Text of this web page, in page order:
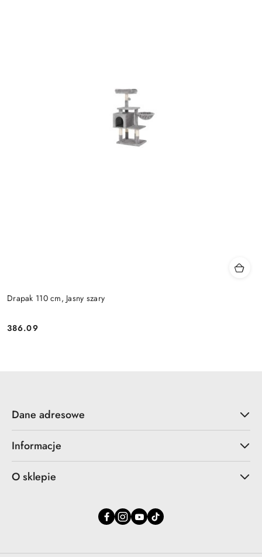
Drapak 110 cm, Jasny szary
Cena:
386.09
Dane adresowe
Informacje
O sklepie